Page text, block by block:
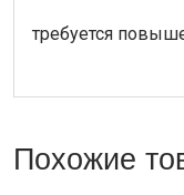
требуется
Похожие